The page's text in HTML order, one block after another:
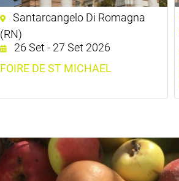
Santarcangelo Di Romagna
(RN)
26 Set - 27 Set 2026
FOIRE DE ST MICHAEL